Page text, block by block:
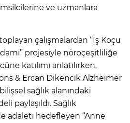
ve uzmanlara
çalışmalardan “İş Koçu
projesiyle nöroçeşitliliğe
katılımı anlatılırken,
& Ercan Dikencik Alzheimer
sağlık alanındaki
paylaşıldı. Sağlık
adaleti hedefleyen “Anne